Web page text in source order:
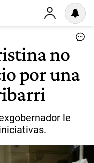
no
por una
le